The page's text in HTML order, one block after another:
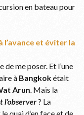
en bateau pour
et éviter la
me poser. Et l’une
à Bangkokétait
Arun. Mais la
l’observer? La